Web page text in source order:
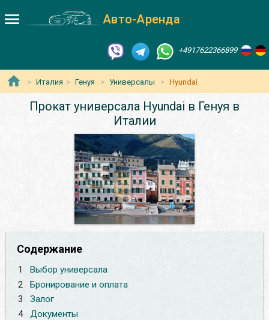
Авто-Аренда
+4917622366899
Италия Генуя Универсалы Hyundai
Прокат универсала Hyundai в Генуя в
Италии
Содержание
1
Выбор универсала
2
Бронирование и оплата
3
Залог
4
Документы